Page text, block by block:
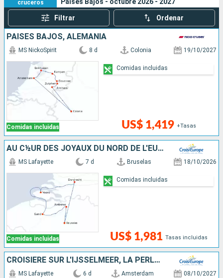
Buscar
cruceros
Filtrar Ordenar
PAISES BAJOS, ALEMANIA
Comidas incluidas
MS NickoSpirit 8 d Colonia 19/10/2027
US$ 1,419 +Tasas
Comidas incluidas
AU C½UR DES JOYAUX DU NORD DE L'EUROPE, CROISIÈRE EXCLUSIVE
Comidas incluidas
MS Lafayette 7 d Bruselas 18/10/2026
US$ 1,981 Tasas incluidas
Comidas incluidas
CROISIÈRE SUR L'IJSSELMEER, LA PERLE DE LA HOLLANDE
MS Lafayette 6 d Amsterdam 08/10/2027